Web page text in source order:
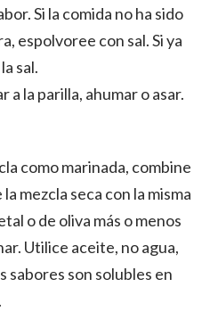
Si la comida no ha sido
espolvoree con sal. Si ya
sal.
a la parilla, ahumar o asar.
como marinada, combine
mezcla seca con la misma
o de oliva más o menos
Utilice aceite, no agua,
sabores son solubles en